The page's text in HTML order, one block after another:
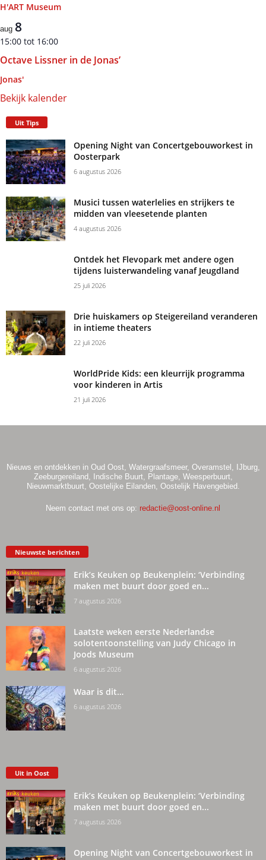
H'ART Museum
aug 8
15:00 tot 16:00
Octave Lissner in de Jonas’
Jonas'
Bekijk kalender
Uit Tips
Opening Night van Concertgebouworkest in
Oosterpark
6 augustus 2026
Musici tussen waterlelies en strijkers te
midden van vleesetende planten
4 augustus 2026
Ontdek het Flevopark met andere ogen
tijdens luisterwandeling vanaf Jeugdland
25 juli 2026
Drie huiskamers op Steigereiland veranderen
in intieme theaters
22 juli 2026
WorldPride Kids: een kleurrijk programma
voor kinderen in Artis
21 juli 2026
Nieuws en ontdekken in Oud Oost, Watergraafsmeer, Overamstel, IJburg,
Zeeburgereiland, Indische Buurt, Plantage, Weesperbuurt,
Nieuwmarktbuurt, Oostelijke Eilanden, Oostelijk Havengebied.
Neem contact met ons op: redactie@oost-online.nl
Nieuwste berichten
Erik’s Keuken op Beukenplein: ‘Verbinding
maken met buurt door goed en...
7 augustus 2026
Laatste weken eerste Nederlandse
solotentoonstelling van Judy Chicago in
Joods Museum
6 augustus 2026
Waar is dit…
6 augustus 2026
Uit in Oost
Erik’s Keuken op Beukenplein: ‘Verbinding
maken met buurt door goed en...
7 augustus 2026
Opening Night van Concertgebouworkest in